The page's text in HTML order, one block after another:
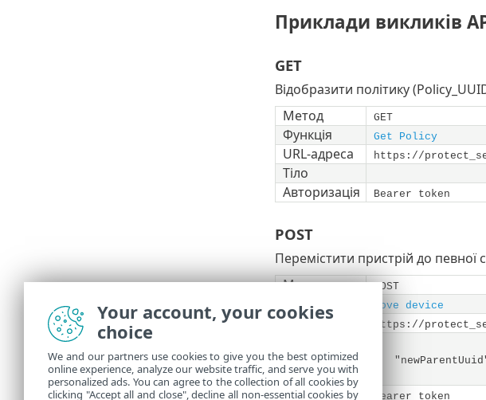
Приклади викликів
GET
Відобразити політику
Метод
GET
Функція Get Policy
URL-адреса https://
Тіло
Авторизація
Bearer token
POST
Перемістити пристрій до певної
Метод
POST
Функція Move device
URL-адреса https://
Авторизація Bearer token
Your account, your cookies
choice
We and our partners use cookies to give you the best optimized
online experience, analyze our website traffic, and serve you with
personalized ads. You can agree to the collection of all cookies by
clicking "Accept all and close", decline all non-essential cookies by